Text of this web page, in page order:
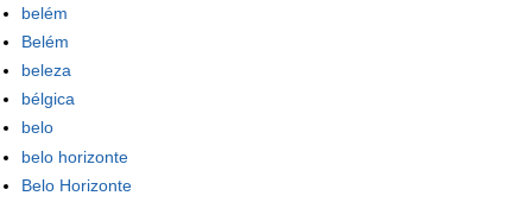
belém
Belém
beleza
bélgica
belo
belo horizonte
Belo Horizonte